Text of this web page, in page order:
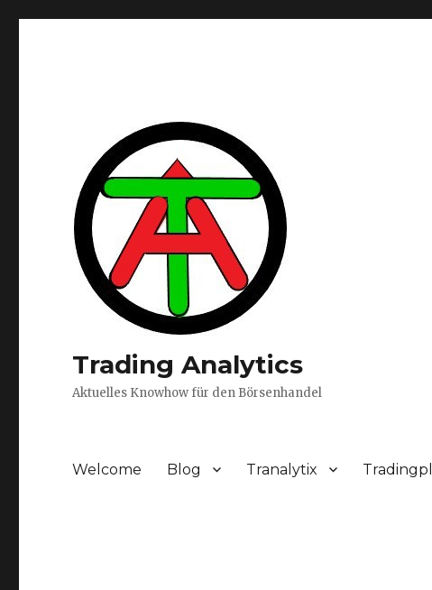
Trading Analytics
Aktuelles Knowhow für den Börsenhandel
Welcome Blog Tranalytix